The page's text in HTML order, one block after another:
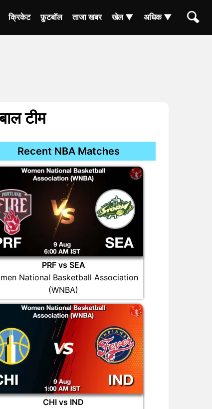
क्रिकेट फ़ुटबॉल ताजा खबर खेल ▼ अधिक ▼
टीम
Recent NBA Matches
PRF vs SEA
National Basketball Association
(WNBA)
CHI vs IND